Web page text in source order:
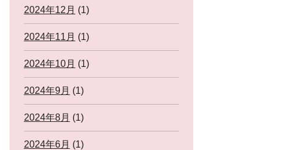
2024年12月 (1)
2024年11月 (1)
2024年10月 (1)
2024年9月 (1)
2024年8月 (1)
2024年6月 (1)